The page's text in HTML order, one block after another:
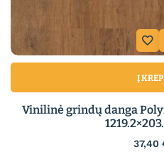
Į
Vinilinė grindų danga
37,40